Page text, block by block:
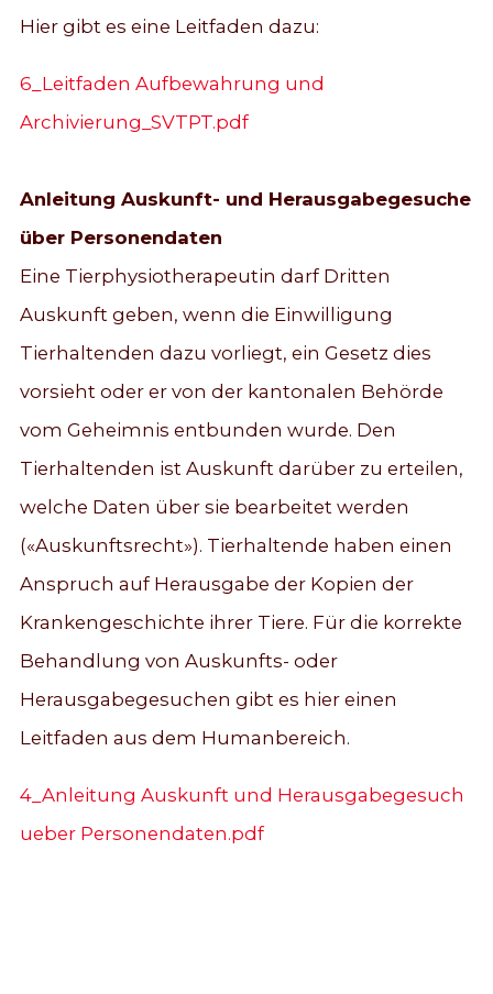
Hier gibt es eine Leitfaden dazu:
6_Leitfaden Aufbewahrung und
Archivierung_SVTPT.pdf
Anleitung Auskunft- und Herausgabegesuche
über Personendaten
Eine Tierphysiotherapeutin darf Dritten
Auskunft geben, wenn die Einwilligung
Tierhaltenden dazu vorliegt, ein Gesetz dies
vorsieht oder er von der kantonalen Behörde
vom Geheimnis entbunden wurde. Den
Tierhaltenden ist Auskunft darüber zu erteilen,
welche Daten über sie bearbeitet werden
(«Auskunftsrecht»). Tierhaltende haben einen
Anspruch auf Herausgabe der Kopien der
Krankengeschichte ihrer Tiere. Für die korrekte
Behandlung von Auskunfts- oder
Herausgabegesuchen gibt es hier einen
Leitfaden aus dem Humanbereich.
4_Anleitung Auskunft und Herausgabegesuch
ueber Personendaten.pdf